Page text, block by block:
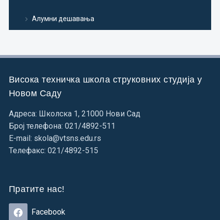
Алумни дешавања
Висока техничка школа струковних студија у
Новом Саду
Адреса: Школска 1, 21000 Нови Сад
Број телефона: 021/4892-511
E-mail: skola@vtsns.edu.rs
Телефакс: 021/4892-515
Пратите нас!
Facebook